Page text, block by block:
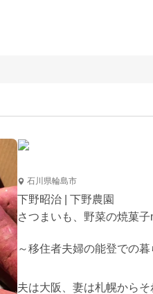
石川県輪島市
下野昭治 | 下野農園
さつまいも、野菜の焼菓
～移住者夫婦の能登での暮
夫は大阪、妻は札幌からそ